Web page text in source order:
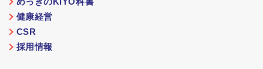
健康経営
CSR
採用情報